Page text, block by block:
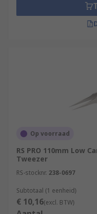
Op voorraad
RS PRO 110mm Low
Tweezer
RS-stocknr. 238-0697
Subtotaal (1 eenheid)
€ 10,16(excl. BTW)